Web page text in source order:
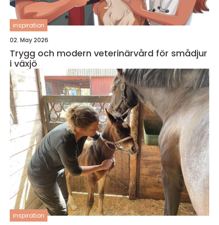
inspiration
02. May 2026
Trygg och modern veterinärvård för smådjur
i växjö
inspiration